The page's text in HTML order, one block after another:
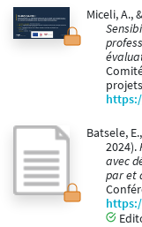
Miceli, A.,
Batsele,
2024).
avec
par et